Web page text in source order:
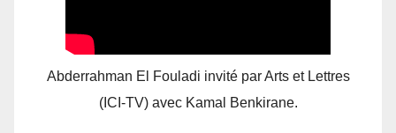
Abderrahman El Fouladi invité par Arts et Lettres
(ICI-TV) avec Kamal Benkirane.